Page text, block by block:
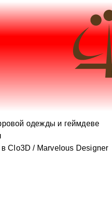
одежды и геймдеве
Clo3D / Marvelous Designer